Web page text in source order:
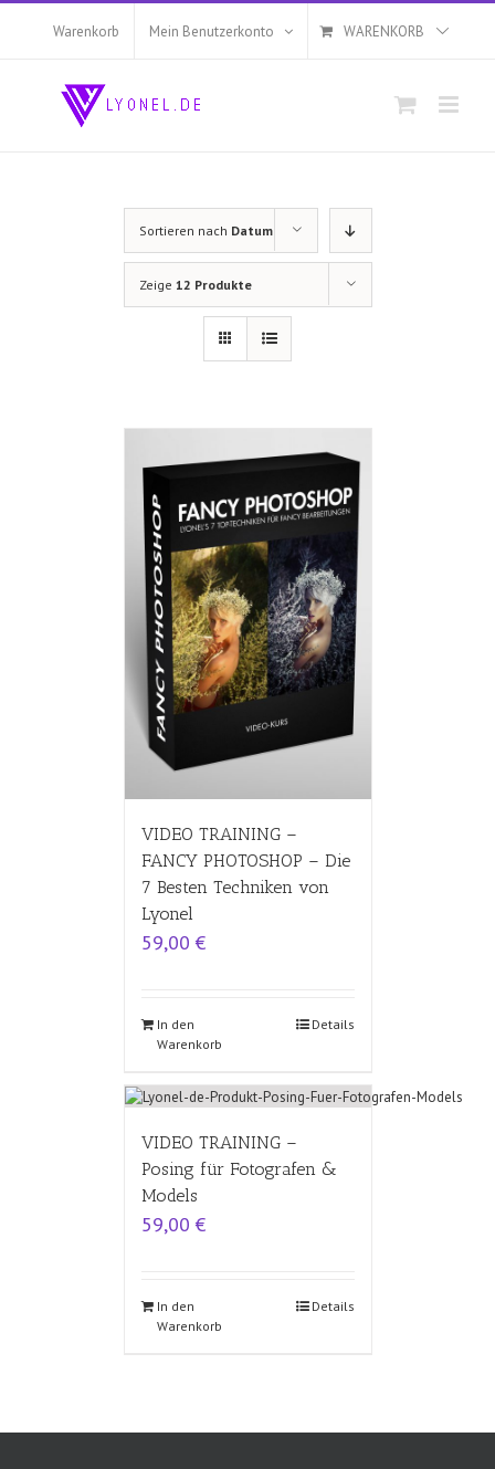
Zum
Warenkorb Mein Benutzerkonto WARENKORB
Sortieren nach Datum
Zeige 12 Produkte
VIDEO TRAINING –
FANCY PHOTOSHOP – Die
7 Besten Techniken von
Lyonel
59,00 €
In den
Warenkorb
Details
VIDEO TRAINING –
Posing für Fotografen &
Models
59,00 €
In den
Warenkorb
Details